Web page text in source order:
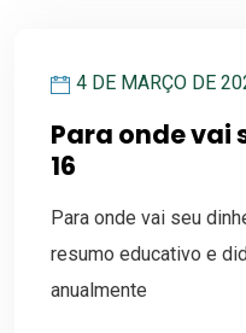
4 DE MARÇO DE
Para onde vai
16
Para onde vai seu
resumo educativo e
anualmente